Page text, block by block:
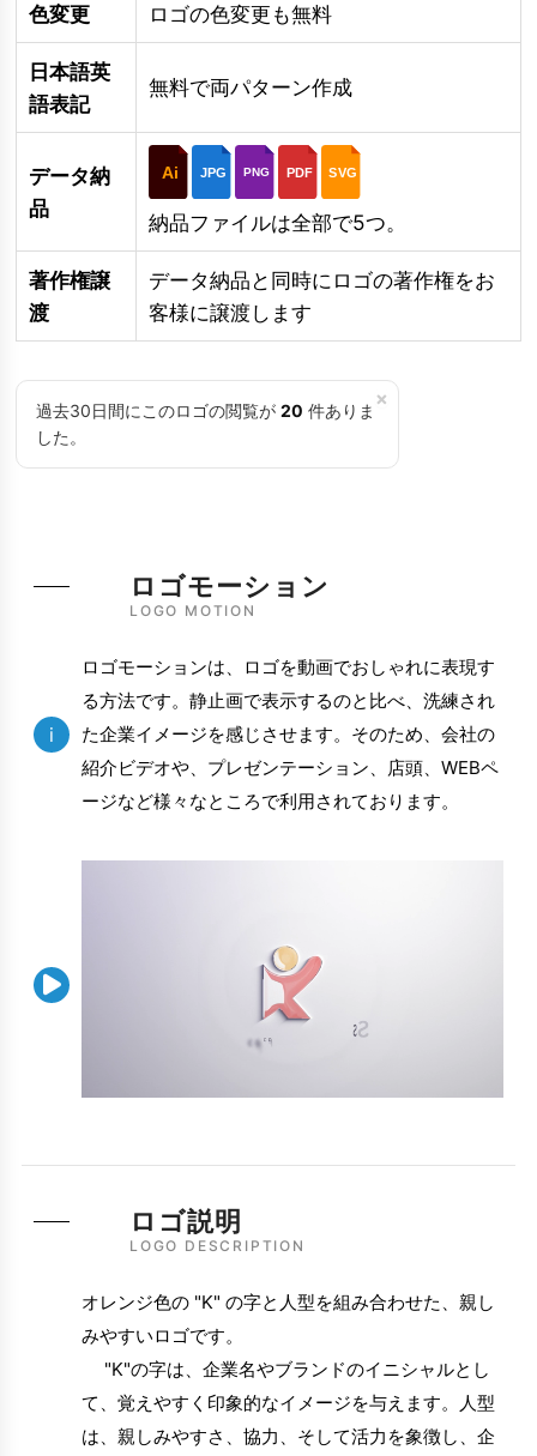
色変更 ロゴの色変更も無料
日本語英
語表記
無料で両パターン作成
データ納
品
Ai JPG PNG PDF SVG
納品ファイルは全部で5つ。
著作権譲
渡
データ納品と同時にロゴの著作権をお
客様に譲渡します
×
過去30日間にこのロゴの閲覧が 20 件ありま
した。
LOGO MOTION
ロゴモーション
i
ロゴモーションは、ロゴを動画でおしゃれに表現す
る方法です。静止画で表示するのと比べ、洗練され
た企業イメージを感じさせます。そのため、会社の
紹介ビデオや、プレゼンテーション、店頭、WEBペ
ージなど様々なところで利用されております。

LOGO DESCRIPTION
ロゴ説明
オレンジ色の "K" の字と人型を組み合わせた、親し
みやすいロゴです。
"K"の字は、企業名やブランドのイニシャルとし
て、覚えやすく印象的なイメージを与えます。人型
は、親しみやすさ、協力、そして活力を象徴し、企